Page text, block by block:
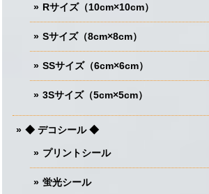
Rサイズ（10cm×10cm）
Sサイズ（8cm×8cm）
SSサイズ（6cm×6cm）
3Sサイズ（5cm×5cm）
◆ デコシール ◆
プリントシール
蛍光シール